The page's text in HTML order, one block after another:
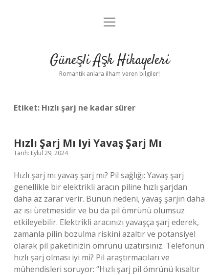
Anasayfa
Yasal Uyarı
menüyü
Güneşli Aşk Hikayeleri
Romantik anlara ilham veren bilgiler!
Etiket: Hızlı şarj ne kadar sürer
Hızlı Şarj Mı Iyi Yavaş Şarj Mı
Tarih: Eylül 29, 2024
Hızlı şarj mı yavaş şarj mı? Pil sağlığı: Yavaş şarj
genellikle bir elektrikli aracın piline hızlı şarjdan
daha az zarar verir. Bunun nedeni, yavaş şarjın daha
az ısı üretmesidir ve bu da pil ömrünü olumsuz
etkileyebilir. Elektrikli aracınızı yavaşça şarj ederek,
zamanla pilin bozulma riskini azaltır ve potansiyel
olarak pil paketinizin ömrünü uzatırsınız. Telefonun
hızlı şarj olması iyi mi? Pil araştırmacıları ve
mühendisleri soruyor: “Hızlı şarj pil ömrünü kısaltır